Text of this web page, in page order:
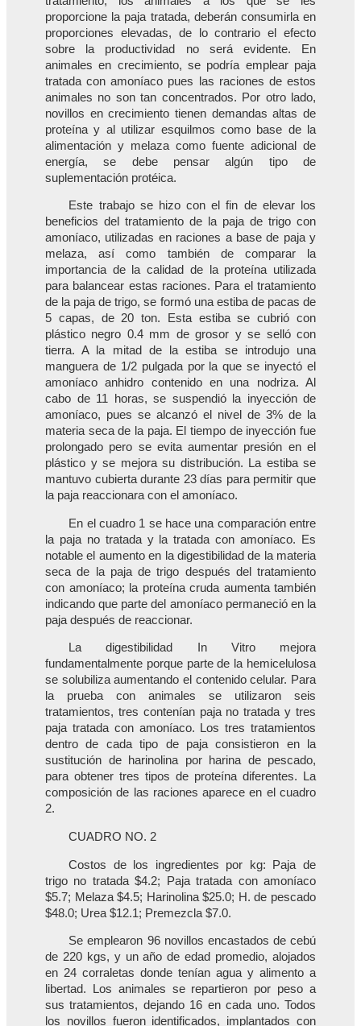
proporcione la paja tratada, deberán consumirla en
proporciones elevadas, de lo contrario el efecto
sobre la productividad no será evidente. En
animales en crecimiento, se podría emplear paja
tratada con amoníaco pues las raciones de estos
animales no son tan concentrados. Por otro lado,
novillos en crecimiento tienen demandas altas de
proteína y al utilizar esquilmos como base de la
alimentación y melaza como fuente adicional de
energía, se debe pensar algún tipo de
suplementación protéica.
Este trabajo se hizo con el fin de elevar los
beneficios del tratamiento de la paja de trigo con
amoníaco, utilizadas en raciones a base de paja y
melaza, así como también de comparar la
importancia de la calidad de la proteína utilizada
para balancear estas raciones. Para el tratamiento
de la paja de trigo, se formó una estiba de pacas de
5 capas, de 20 ton. Esta estiba se cubrió con
plástico negro 0.4 mm de grosor y se selló con
tierra. A la mitad de la estiba se introdujo una
manguera de 1/2 pulgada por la que se inyectó el
amoníaco anhidro contenido en una nodriza. Al
cabo de 11 horas, se suspendió la inyección de
amoníaco, pues se alcanzó el nivel de 3% de la
materia seca de la paja. El tiempo de inyección fue
prolongado pero se evita aumentar presión en el
plástico y se mejora su distribución. La estiba se
mantuvo cubierta durante 23 días para permitir que
la paja reaccionara con el amoníaco.
En el cuadro 1 se hace una comparación entre
la paja no tratada y la tratada con amoníaco. Es
notable el aumento en la digestibilidad de la materia
seca de la paja de trigo después del tratamiento
con amoníaco; la proteína cruda aumenta también
indicando que parte del amoníaco permaneció en la
paja después de reaccionar.
La digestibilidad In Vitro mejora
fundamentalmente porque parte de la hemicelulosa
se solubiliza aumentando el contenido celular. Para
la prueba con animales se utilizaron seis
tratamientos, tres contenían paja no tratada y tres
paja tratada con amoníaco. Los tres tratamientos
dentro de cada tipo de paja consistieron en la
sustitución de harinolina por harina de pescado,
para obtener tres tipos de proteína diferentes. La
composición de las raciones aparece en el cuadro
2.
CUADRO NO. 2
Costos de los ingredientes por kg: Paja de
trigo no tratada $4.2; Paja tratada con amoníaco
$5.7; Melaza $4.5; Harinolina $25.0; H. de pescado
$48.0; Urea $12.1; Premezcla $7.0.
Se emplearon 96 novillos encastados de cebú
de 220 kgs, y un año de edad promedio, alojados
en 24 corraletas donde tenían agua y alimento a
libertad. Los animales se repartieron por peso a
sus tratamientos, dejando 16 en cada uno. Todos
los novillos fueron identificados, implantados con